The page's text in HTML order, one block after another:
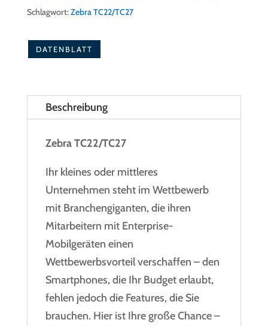
Schlagwort:Zebra TC22/TC27
DATENBLATT
Beschreibung
Zebra TC22/TC27
Ihr kleines oder mittleres
Unternehmen steht im Wettbewerb
mit Branchengiganten, die ihren
Mitarbeitern mit Enterprise-
Mobilgeräten einen
Wettbewerbsvorteil verschaffen – den
Smartphones, die Ihr Budget erlaubt,
fehlen jedoch die Features, die Sie
brauchen. Hier ist Ihre große Chance –